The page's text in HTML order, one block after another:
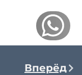
Вперёд